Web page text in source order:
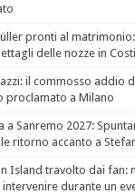
pronti al
delle nozze in
il commosso addio
proclamato a Milano
a Sanremo 2027:
ritorno accanto a
Island travolto dai fan:
durante un